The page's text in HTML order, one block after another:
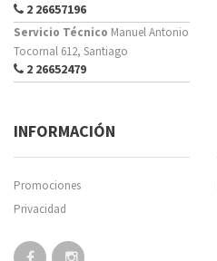
2 26657196
Servicio Técnico Manuel Antonio
Tocornal 612, Santiago
2 26652479
INFORMACIÓN
Promociones
Privacidad